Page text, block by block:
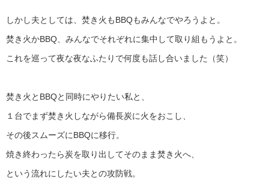
しかし夫としては、焚き火もBBQもみんなでやろうよと。
焚き火かBBQ、みんなでそれぞれに集中して取り組もうよと。
これを巡って夜な夜なふたりで何度も話し合いました（笑）
焚き火とBBQと同時にやりたい私と、
１台でまず焚き火しながら備長炭に火をおこし、
その後スムーズにBBQに移行。
焼き終わったら炭を取り出してそのまま焚き火へ、
という流れにしたい夫との攻防戦。